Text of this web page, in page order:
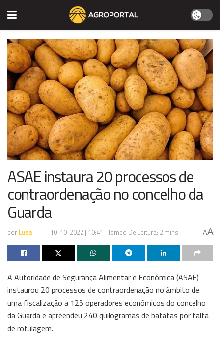
ASAE instaura 20 processos de
contraordenação no concelho da
Guarda
por Lusa 10-10-2022 | 10:41 Tempo De Leitura: 2 mins AA
A Autoridade de Segurança Alimentar e Económica (ASAE)
instaurou 20 processos de contraordenação no âmbito de
uma fiscalização a 125 operadores económicos do concelho
da Guarda e apreendeu 240 quilogramas de batatas por falta
de rotulagem.